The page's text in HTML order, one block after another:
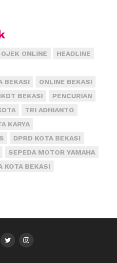
hendak dirujuk ke
OJEK ONLINE
HEADLINE
BEKASI
ONLINE BEKASI
BEKASI
PENCURIAN
TRI ADHIANTO
KARYA
DPRD KOTA BEKASI
SEPEDA MOTOR YAMAHA
KOTA BEKASI